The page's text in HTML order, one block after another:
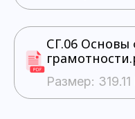
СГ.06 Основы
Размер: